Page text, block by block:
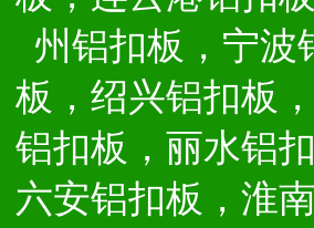
州铝扣板，宁波
板，绍兴铝扣板
铝扣板，丽水铝
六安铝扣板，淮